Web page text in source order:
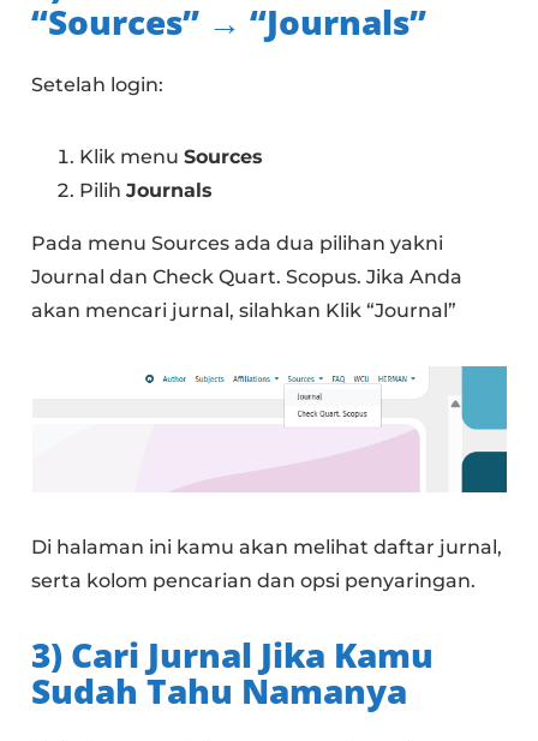
“Sources” → “Journals”
Setelah login:
Klik menuSources
PilihJournals
Pada menu Sources ada dua pilihan yakni
Journal dan Check Quart. Scopus. Jika Anda
akan mencari jurnal, silahkan Klik “Journal”
Di halaman ini kamu akan melihat daftar jurnal,
serta kolom pencarian dan opsi penyaringan.
3) Cari Jurnal Jika Kamu
Sudah Tahu Namanya